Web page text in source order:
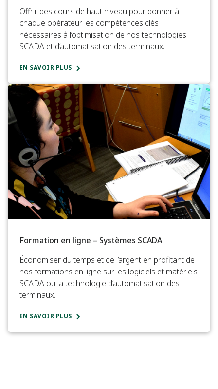
Offrir des cours de haut niveau pour donner à
chaque opérateur les compétences clés
nécessaires à l’optimisation de nos technologies
SCADA et d’automatisation des terminaux.
EN SAVOIR PLUS
Formation en ligne – Systèmes SCADA
Économiser du temps et de l’argent en profitant de
nos formations en ligne sur les logiciels et matériels
SCADA ou la technologie d’automatisation des
terminaux.
EN SAVOIR PLUS